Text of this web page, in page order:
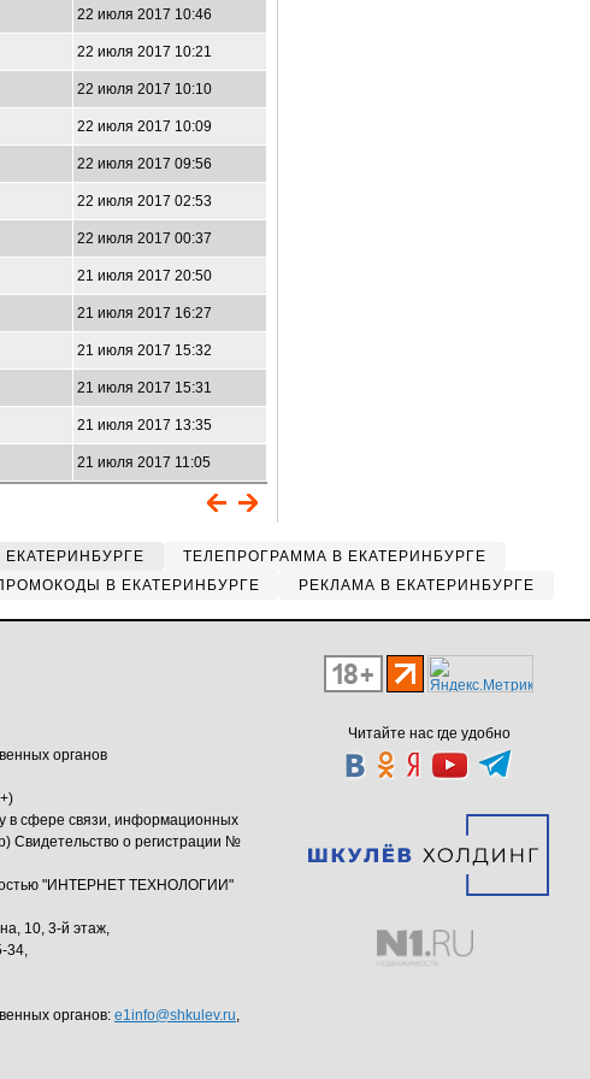
22 июля 2017 10:46
22 июля 2017 10:21
22 июля 2017 10:10
22 июля 2017 10:09
22 июля 2017 09:56
22 июля 2017 02:53
22 июля 2017 00:37
21 июля 2017 20:50
21 июля 2017 16:27
21 июля 2017 15:32
21 июля 2017 15:31
21 июля 2017 13:35
21 июля 2017 11:05
ТЕЛЕПРОГРАММА В ЕКАТЕРИНБУРГЕ
В ЕКАТЕРИНБУРГЕ РЕКЛАМА В ЕКАТЕРИНБУРГЕ
Читайте нас где удобно
органов
в сфере связи, информационных
Свидетельство о регистрации №
"ИНТЕРНЕТ ТЕХНОЛОГИИ"
10, 3-й этаж,
34,
органов: e1info@shkulev.ru,